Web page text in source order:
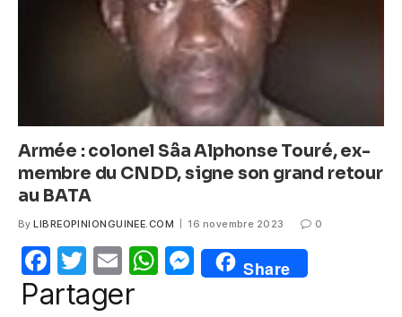
Armée : colonel Sâa Alphonse Touré, ex-
membre du CNDD, signe son grand retour
au BATA
By LIBREOPINIONGUINEE.COM 16 novembre 2023 0
F
a
T
w
E
m
W M
e
Share
Partager